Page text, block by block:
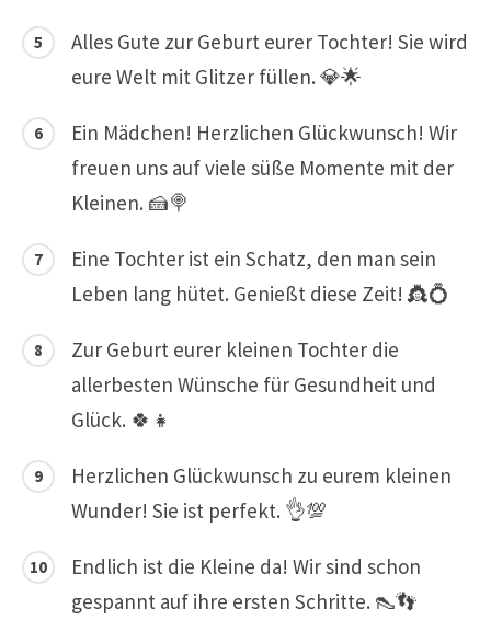
Alles Gute zur Geburt eurer Tochter! Sie wird
eure Welt mit Glitzer füllen. 💎🌟
Ein Mädchen! Herzlichen Glückwunsch! Wir
freuen uns auf viele süße Momente mit der
Kleinen. 🍰🍭
Eine Tochter ist ein Schatz, den man sein
Leben lang hütet. Genießt diese Zeit! 👸💍
Zur Geburt eurer kleinen Tochter die
allerbesten Wünsche für Gesundheit und
Glück. 🍀👧
Herzlichen Glückwunsch zu eurem kleinen
Wunder! Sie ist perfekt. 👌💯
Endlich ist die Kleine da! Wir sind schon
gespannt auf ihre ersten Schritte. 👠👣